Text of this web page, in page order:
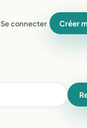
Se connecter Créer